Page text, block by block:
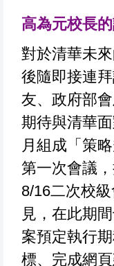
高為元校長
對於清華未
後隨即接連
友、政府部
期待與清華
月組成「策
第一次會議
8/16二次校
見，在此期
案預定執行
標、完成網